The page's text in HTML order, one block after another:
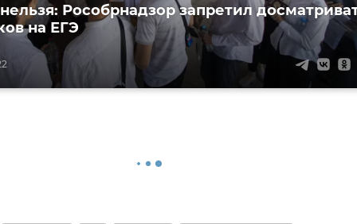
Рособрнадзор запретил
на ЕГЭ